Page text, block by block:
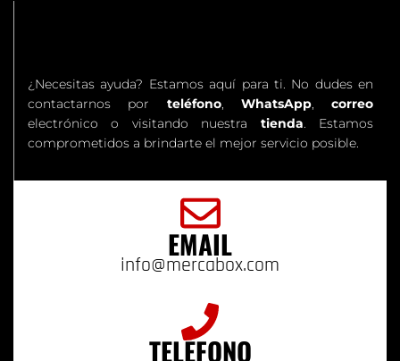
¿Necesitas ayuda? Estamos aquí para ti. No dudes en
contactarnos por teléfono, WhatsApp,correo
electrónico o visitando nuestra tienda. Estamos
comprometidos a brindarte el mejor servicio posible.
EMAIL
info@mercabox.com
TELÉFONO